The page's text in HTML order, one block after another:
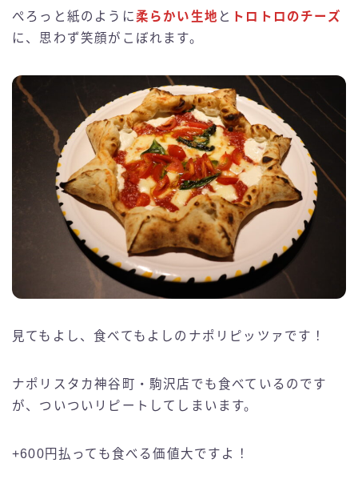
ぺろっと紙のように柔らかい生地 と トロトロのチーズ
に、思わず笑顔がこぼれます。
見てもよし、食べてもよしのナポリピッツァです！
ナポリスタカ神谷町・駒沢店でも食べているのです
が、ついついリピートしてしまいます。
+600円払っても食べる価値大ですよ！